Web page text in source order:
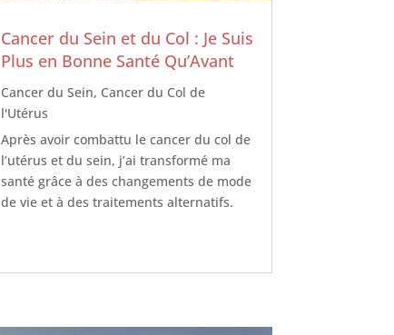
Cancer du Sein et du Col : Je Suis
Plus en Bonne Santé Qu’Avant
Cancer du Sein, Cancer du Col de
l'Utérus
Après avoir combattu le cancer du col de
l’utérus et du sein, j’ai transformé ma
santé grâce à des changements de mode
de vie et à des traitements alternatifs.